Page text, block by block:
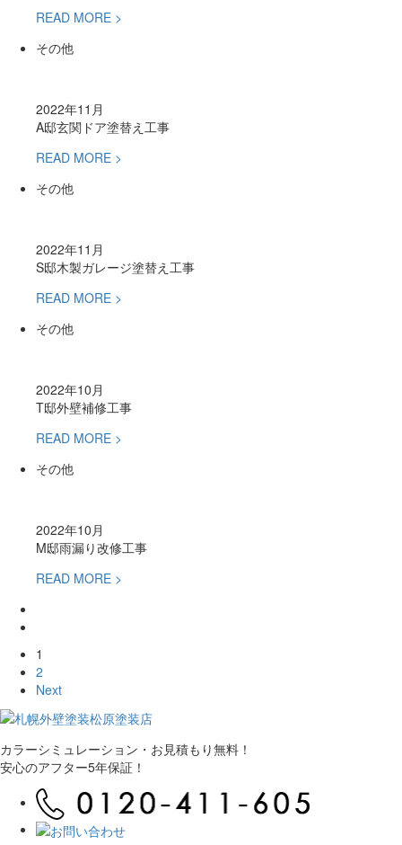
READ MORE >
その他
2022年11月
A邸玄関ドア塗替え工事
READ MORE >
その他
2022年11月
S邸木製ガレージ塗替え工事
READ MORE >
その他
2022年10月
T邸外壁補修工事
READ MORE >
その他
2022年10月
M邸雨漏り改修工事
READ MORE >
1
2
Next
カラーシミュレーション・お見積もり無料！
安心のアフター5年保証！